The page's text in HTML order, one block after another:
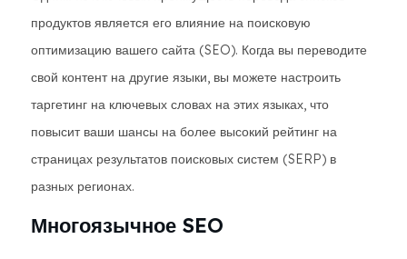
продуктов является его влияние на поисковую
оптимизацию вашего сайта (SEO). Когда вы переводите
свой контент на другие языки, вы можете настроить
таргетинг на ключевых словах на этих языках, что
повысит ваши шансы на более высокий рейтинг на
страницах результатов поисковых систем (SERP) в
разных регионах.
Многоязычное SEO